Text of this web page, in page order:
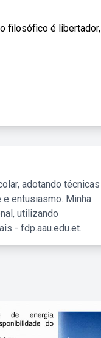
filosófico é libertador,
adotando técnicas
entusiasmo. Minha
utilizando
- fdp.aau.edu.et.